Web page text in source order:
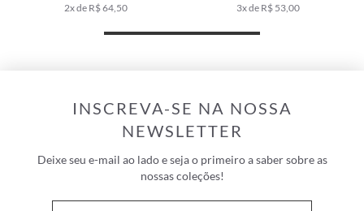
2x de R$ 64,50
3x de R$ 53,00
INSCREVA-SE NA NOSSA
NEWSLETTER
Deixe seu e-mail ao lado e seja o primeiro a saber sobre as
nossas coleções!